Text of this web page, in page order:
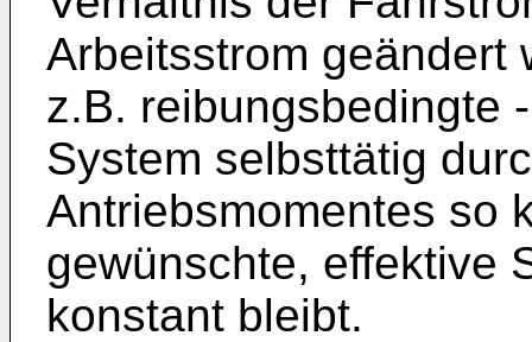
Arbeitsstrom geändert
z.B. reibungsbedingte
System selbsttätig
Antriebsmomentes so
gewünschte, effektive
konstant bleibt.